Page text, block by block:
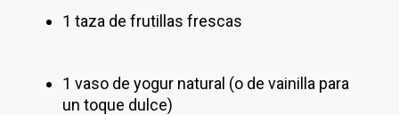
1 taza de frutillas frescas
1 vaso de yogur natural (o de vainilla para
un toque dulce)